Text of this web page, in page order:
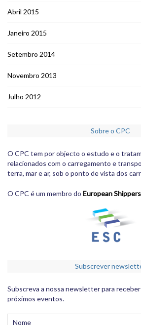
Abril 2015
Janeiro 2015
Setembro 2014
Novembro 2013
Julho 2012
Sobre o CPC
O CPC tem por objecto o estudo e o
relacionados com o carregamento e
terra, mar e ar, sob o ponto de vista dos
O CPC é um membro do European
Subscrever
Subscreva a nossa newsletter para
próximos eventos.